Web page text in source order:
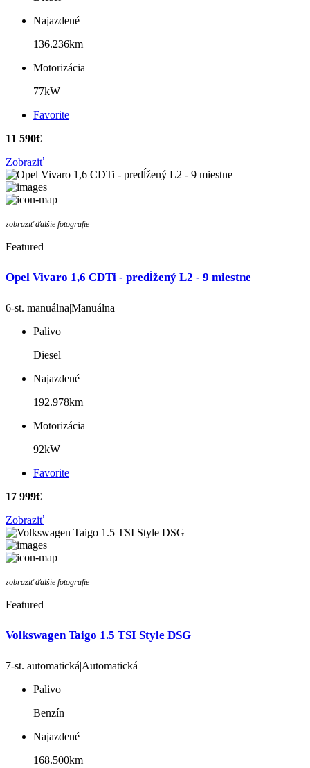
Najazdené
136.236km
Motorizácia
77kW
Favorite
11 590€
Zobraziť
zobraziť ďalšie fotografie
Featured
Opel Vivaro 1,6 CDTi - predĺžený L2 - 9 miestne
6-st. manuálna|Manuálna
Palivo
Diesel
Najazdené
192.978km
Motorizácia
92kW
Favorite
17 999€
Zobraziť
zobraziť ďalšie fotografie
Featured
Volkswagen Taigo 1.5 TSI Style DSG
7-st. automatická|Automatická
Palivo
Benzín
Najazdené
168.500km